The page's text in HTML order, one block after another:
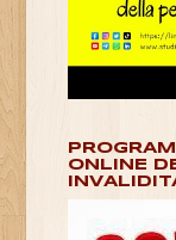
ONLINE